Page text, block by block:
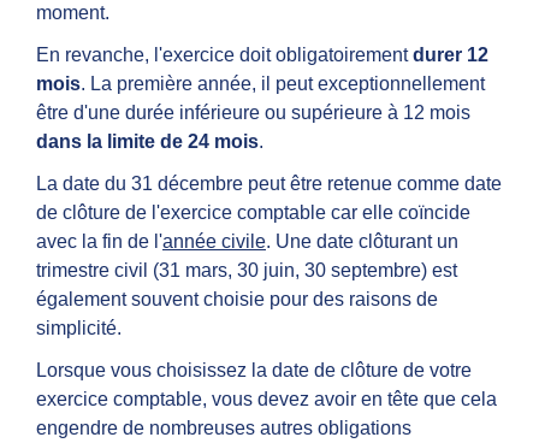
moment.
En revanche, l'exercice doit obligatoirementdurer 12
mois. La première année, il peut exceptionnellement
être d'une durée inférieure ou supérieure à 12 mois
dans la limite de 24 mois.
La date du 31 décembre peut être retenue comme date
de clôture de l'exercice comptable car elle coïncide
avec la fin de l'année civile. Une date clôturant un
trimestre civil (31 mars, 30 juin, 30 septembre) est
également souvent choisie pour des raisons de
simplicité.
Lorsque vous choisissez la date de clôture de votre
exercice comptable, vous devez avoir en tête que cela
engendre de nombreuses autres obligations